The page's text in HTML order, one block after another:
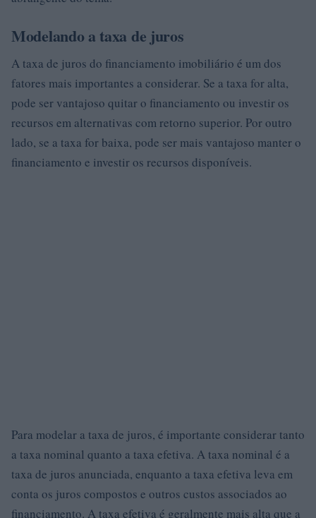
Modelando a taxa de juros
A taxa de juros do financiamento imobiliário é um dos
fatores mais importantes a considerar. Se a taxa for alta,
pode ser vantajoso quitar o financiamento ou investir os
recursos em alternativas com retorno superior. Por outro
lado, se a taxa for baixa, pode ser mais vantajoso manter o
financiamento e investir os recursos disponíveis.
Para modelar a taxa de juros, é importante considerar tanto
a taxa nominal quanto a taxa efetiva. A taxa nominal é a
taxa de juros anunciada, enquanto a taxa efetiva leva em
conta os juros compostos e outros custos associados ao
financiamento. A taxa efetiva é geralmente mais alta que a